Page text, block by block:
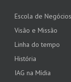
Escola de Negócios
Visão e Missão
Linha do tempo
História
IAG na Mídia